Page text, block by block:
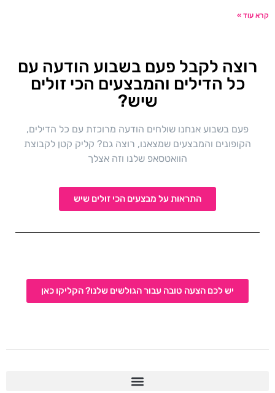
קרא עוד »
רוצה לקבל פעם בשבוע הודעה עם
כל הדילים והמבצעים הכי זולים
שיש?
פעם בשבוע אנחנו שולחים הודעה מרוכזת עם כל הדילים,
הקופונים והמבצעים שמצאנו, רוצה גם? קליק קטן לקבוצת
הוואטסאפ שלנו וזה אצלך
התראות על מבצעים הכי זולים שיש
יש לכם הצעה טובה עבור הגולשים שלנו? הקליקו כאן